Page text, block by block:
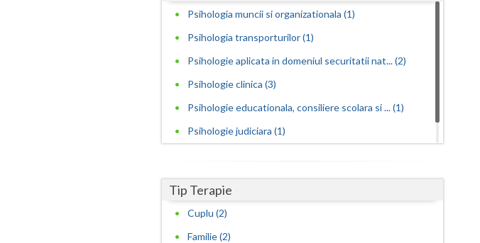
Suceava
Teleorman
Timis
Psihologia muncii si organizationala (1)
Psihologia transporturilor (1)
Psihologie aplicata in domeniul securitatii nat... (2)
Psihologie clinica (3)
Psihologie educationala, consiliere scolara si ... (1)
Psihologie judiciara (1)
Tip Terapie
Cuplu (2)
Familie (2)